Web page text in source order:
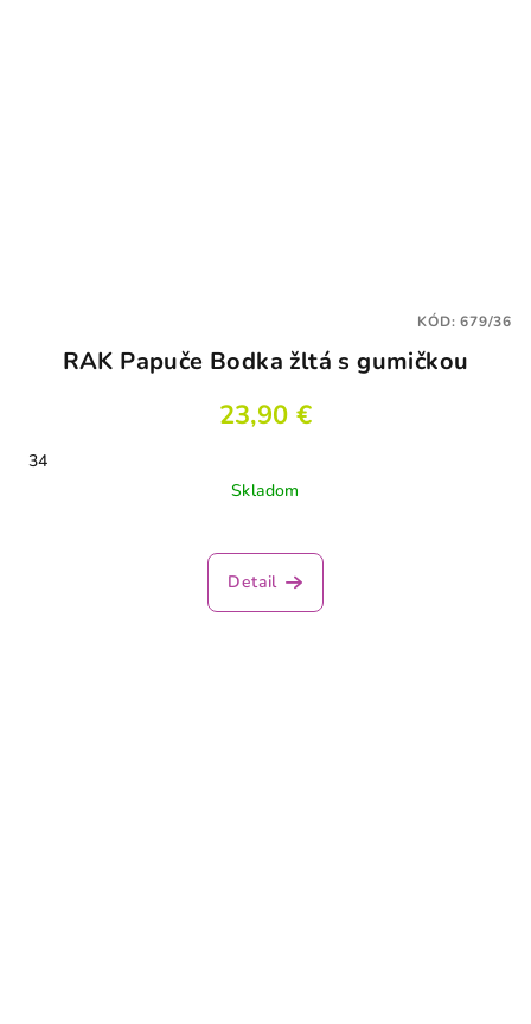
RAK Papuče Bodka žltá s gumičkou
23,90 €
34
Skladom
Detail
KÓD:679/36